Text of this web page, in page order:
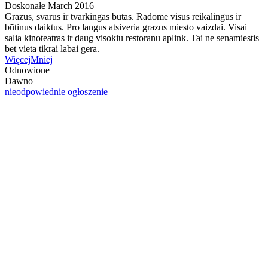
Doskonałe March 2016
Grazus, svarus ir tvarkingas butas. Radome visus reikalingus ir
būtinus daiktus. Pro langus atsiveria grazus miesto vaizdai. Visai
salia kinoteatras ir daug visokiu restoranu aplink. Tai ne senamiestis
bet vieta tikrai labai gera.
WięcejMniej
Odnowione
Dawno
nieodpowiednie ogłoszenie